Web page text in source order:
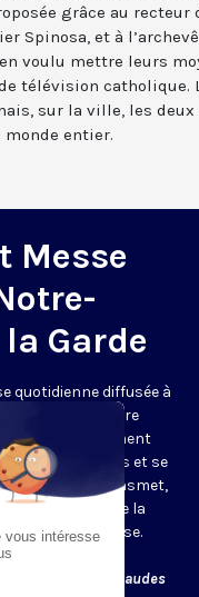
grâce au recteur
Spinosa, et à
voulu mettre leurs
télévision catholique.
sur la ville, les deux
entier.
Messe
Garde
quotidienne diffusée à
d’une manière
le confinement
francophones et se
KTO retransmet,
Notre-Dame de la
laudes et la messe.
messe avec laudes